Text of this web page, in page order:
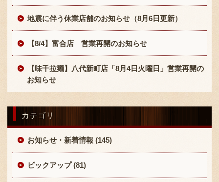
〒869-1107 熊本県菊池郡菊陽町辛川448
TEL :096-349-2222
FAX:096-349-2288
地震に伴う休業店舗のお知らせ（8月6日更新）
【8/4】富合店 営業再開のお知らせ
【味千拉麺】八代新町店「8月4日火曜日」営業再開の
お知らせ
カテゴリ
お知らせ・新着情報 (145)
ピックアップ (81)